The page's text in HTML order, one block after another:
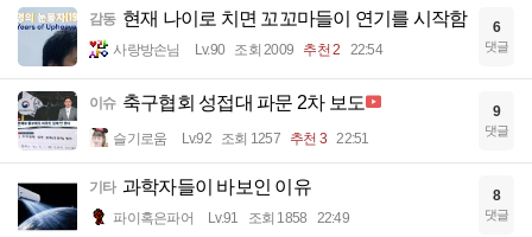
감동 현재 나이로 치면 꼬꼬마들이 연기를 시작함
사랑방손님 Lv.90 조회 2009 추천 2 22:54
6
댓글
이슈 축구협회 성접대 파문 2차 보도
슬기로움 Lv.92 조회 1257 추천 3 22:51
9
댓글
기타 과학자들이 바보인 이유
파이혹은파어 Lv.91 조회 1858 22:49
8
댓글